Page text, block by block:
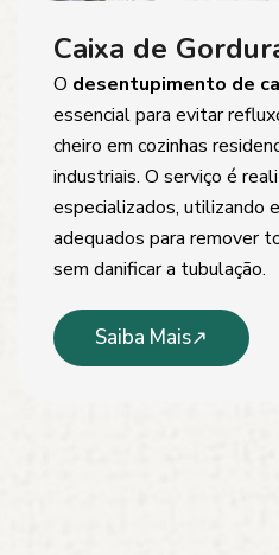
Caixa de
O desentupimento de
essencial para evitar
cheiro em cozinhas
industriais. O serviço é
especializados, utilizando
adequados para remover
sem danificar a tubulação.
Saiba Mais